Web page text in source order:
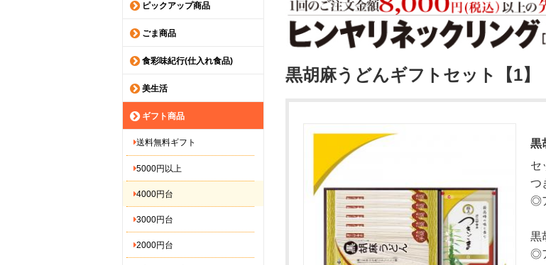
ピックアップ商品
ごま商品
食彩味紀行(仕入れ食品)
美生活
ギフト商品
送料無料ギフト
5000円以上
4000円台
3000円台
2000円台
黒胡麻うどんギフトセット【1】
黒
セ
つ
◎
黒
◎